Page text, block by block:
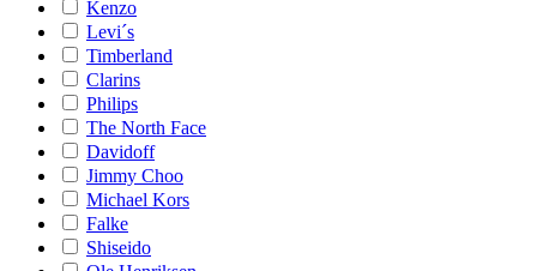
Kenzo
Levi´s
Timberland
Clarins
Philips
The North Face
Davidoff
Jimmy Choo
Michael Kors
Falke
Shiseido